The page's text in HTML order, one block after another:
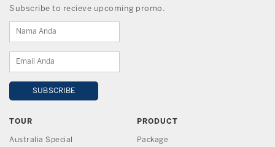
Subscribe to recieve upcoming promo.
TOUR
Australia Special
PRODUCT
Package